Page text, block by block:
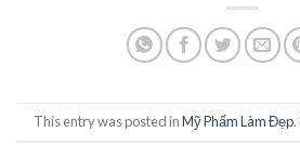
This entry was posted inMỹ Phẩm Làm Đẹp.